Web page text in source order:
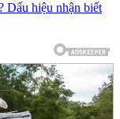
Dấu hiệu nhận biết